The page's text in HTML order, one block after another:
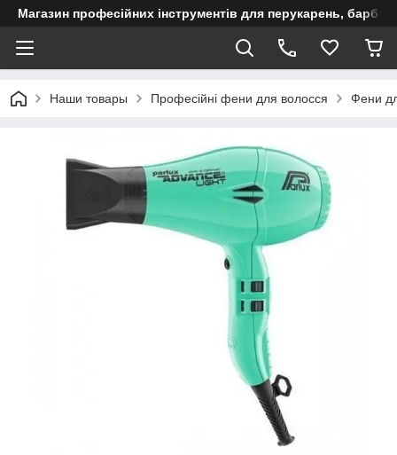
Магазин професійних інструментів для перукарень,
Наши товары Професійні фени для волосся Фени